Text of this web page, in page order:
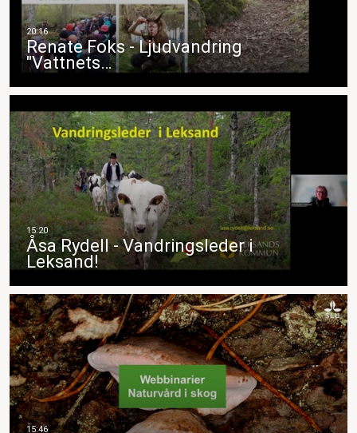
Renate Foks - Ljudvandring
"Vattnets…
Åsa Rydell - Vandringsleder i
Leksand!